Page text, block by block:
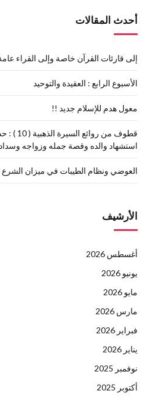
أحدث المقالات
إلى قارئات القرآن خاصة وإلى القراء
الأسبوع الرابع : العقيدة والتوحيد
معول هدم للإسلام جديد !!
قطوف من
استشهاد والده وقصة جمله وزواجه وسداد
العوضي ونظام الطيبات في ميزان الشرع
الأرشيف
أغسطس 2026
يونيو 2026
مايو 2026
مارس 2026
فبراير 2026
يناير 2026
نوفمبر 2025
أكتوبر 2025